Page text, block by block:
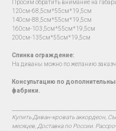
Просим обратить внимание на
120см-68,5см*55см*19,5см
140см-88,5см*55см*19,5см
160см-103,5см*55см*19,5см
200см-135см*55см*19,5см
Спинка ограждение:
На диваны можно по желанию
Консультацию по
фабрики.
Купить Диван-кровать аккордеон,
месяцев, Доставка по России.